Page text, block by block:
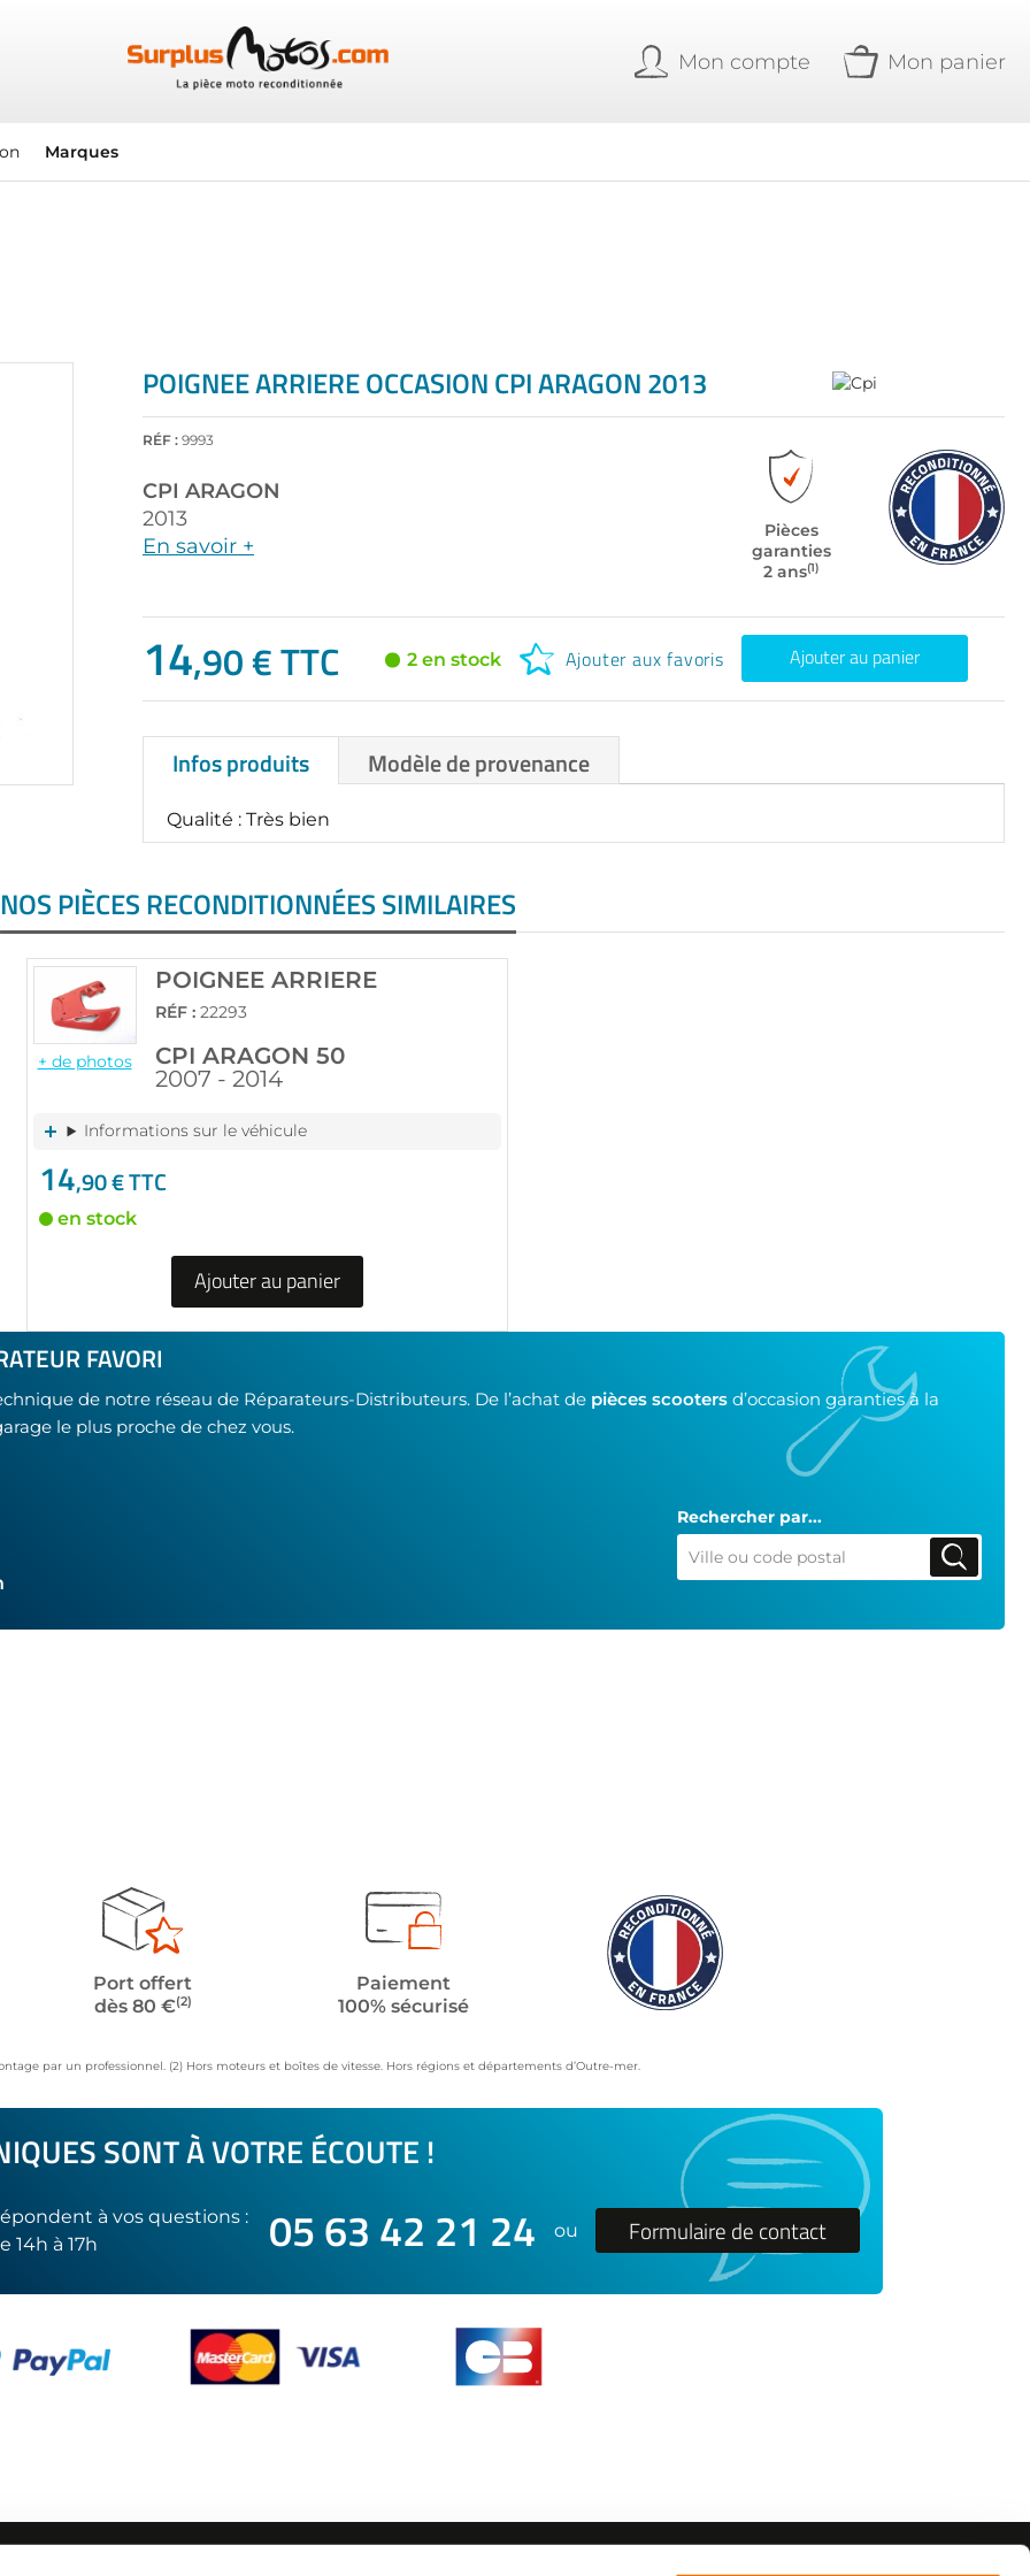
Mon compte Mon panier
Marques
POIGNEE ARRIERE OCCASION CPI ARAGON 2013
RÉF : 9993
CPI ARAGON
2013
En savoir +
Pièces
garanties
2 ans(1)
14,90 € TTC 2 en stock Ajouter aux favoris Ajouter au panier
Infos produits
Qualité : Très bien
Modèle de provenance
NOS PIÈCES RECONDITIONNÉES SIMILAIRES
+ de photos
POIGNEE ARRIERE
RÉF : 22293
CPI ARAGON 50
2007 - 2014
Informations sur le véhicule
14,90 € TTC
en stock
Ajouter au panier
FAVORI
de notre réseau de Réparateurs-Distributeurs. De l’achat de pièces scooters d’occasion garanties à la
le plus proche de chez vous.
Rechercher par...
Port offert
dès 80 €(2)
Paiement
100% sécurisé
par un professionnel. (2) Hors moteurs et boîtes de vitesse. Hors régions et départements d’Outre-mer.
SONT À VOTRE ÉCOUTE !
à vos questions :
14h à 17h
05 63 42 21 24 ou Formulaire de contact
SUIVEZ-NOUS